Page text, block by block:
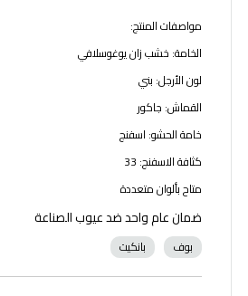
مواصفات المنتج:
الخامة: خشب زان يوغوسلافي
لون الأرجل: بني
القماش: جاكور
خامة الحشو: اسفنج
كثافة الاسفنج: 33
متاح بألوان متعددة
ضمان عام واحد ضد عيوب الصناعة
بوف بانكيت